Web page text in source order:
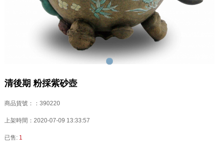
清後期 粉採紫砂壺
商品貨號：：390220
上架時間：2020-07-09 13:33:57
已售: 1